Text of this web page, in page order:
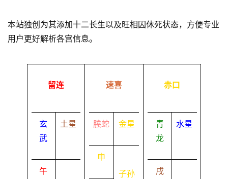
本站独创为其添加十二长生以及旺相囚休死状态，方便专业
用户更好解析各宫信息。
留连
玄
武
土星
午
速喜
螣蛇 金星
申
子孙
赤口
青
龙
水星
戌